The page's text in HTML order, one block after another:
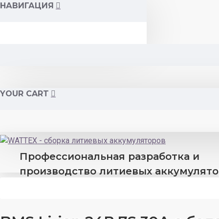
НАВИГАЦИЯ
YOUR CART
Профессиональная разработка и
производство литиевых